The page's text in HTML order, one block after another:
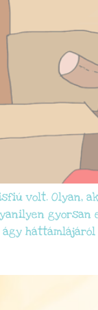
volt. Olyan,
ágy